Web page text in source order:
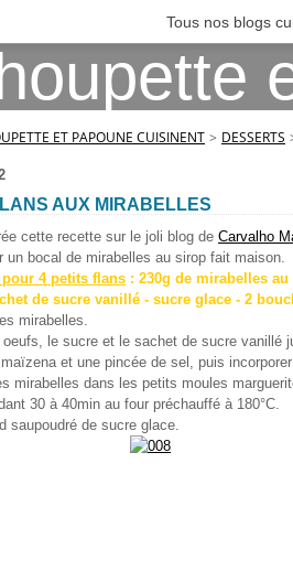
Tous nos blogs
ET PAPOUNE CUISINENT > DESSERTS
AUX MIRABELLES
cette recette sur le joli blog de Carvalho
un bocal de mirabelles au sirop fait maison.
pour 4 petits flans : 230g de mirabelles
de sucre vanillé - sucre glace - 2
mirabelles.
le sucre et le sachet de sucre vanillé
et une pincée de sel, puis
mirabelles dans les petits moules
30 à 40min au four préchauffé à 180°C.
saupoudré de sucre glace.